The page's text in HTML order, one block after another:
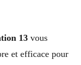
13 vous
et efficace pour